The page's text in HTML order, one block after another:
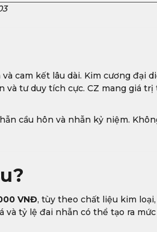
cam kết lâu dài. Kim cương đại
tư duy tích cực. CZ mang giá trị
cầu hôn và nhẫn kỷ niệm.
VNĐ, tùy theo chất liệu kim
tỷ lệ đai nhẫn có thể tạo ra